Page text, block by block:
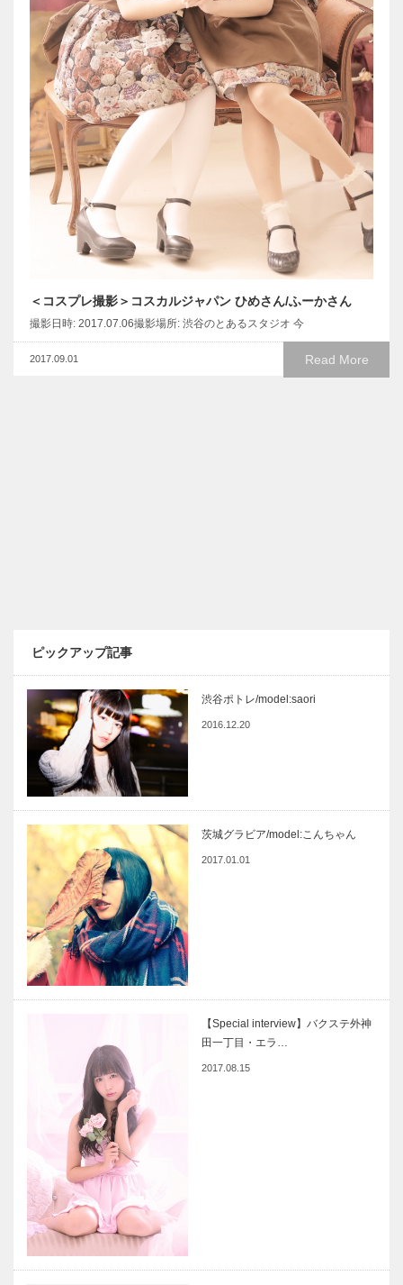
＜コスプレ撮影＞コスカルジャパン ひめさん/ふーかさん
撮影日時: 2017.07.06撮影場所: 渋谷のとあるスタジオ 今
Read More
2017.09.01
ピックアップ記事
渋谷ポトレ/model:saori
2016.12.20
茨城グラビア/model:こんちゃん
2017.01.01
【Special interview】バクステ外神
田一丁目・エラ…
2017.08.15